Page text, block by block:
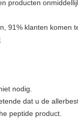
producten
91% klanten komen
nodig.
dat u de
peptide product.